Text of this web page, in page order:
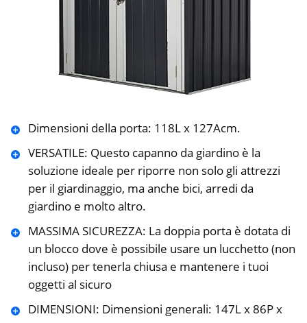
Dimensioni della porta: 118L x 127Acm.
VERSATILE: Questo capanno da giardino è la
soluzione ideale per riporre non solo gli attrezzi
per il giardinaggio, ma anche bici, arredi da
giardino e molto altro.
MASSIMA SICUREZZA: La doppia porta è dotata di
un blocco dove è possibile usare un lucchetto (non
incluso) per tenerla chiusa e mantenere i tuoi
oggetti al sicuro
DIMENSIONI: Dimensioni generali: 147L x 86P x